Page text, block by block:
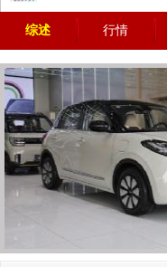
综述 行情